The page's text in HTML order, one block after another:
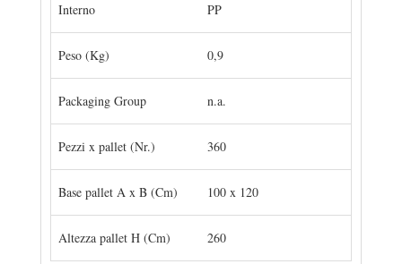
Interno PP
Peso (Kg) 0,9
Packaging Group n.a.
Pezzi x pallet (Nr.) 360
Base pallet A x B (Cm) 100 x 120
Altezza pallet H (Cm) 260